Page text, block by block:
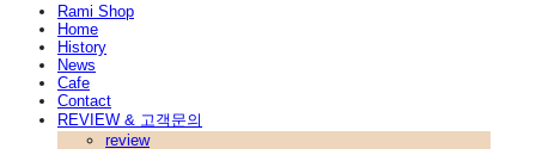
Rami Shop
Home
History
News
Cafe
Contact
REVIEW & 고객문의
review